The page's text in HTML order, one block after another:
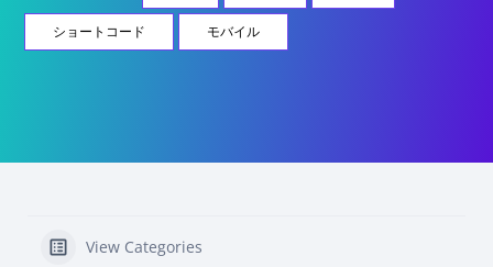
ショートコード モバイル
View Categories